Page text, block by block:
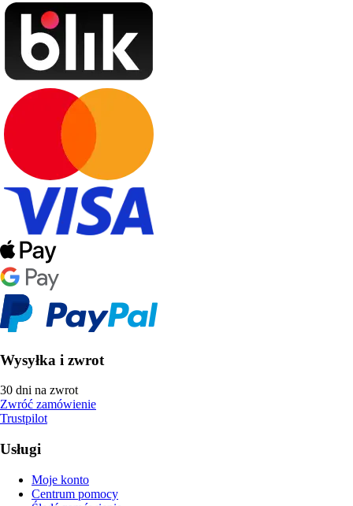
Wysyłka i zwrot
30 dni na zwrot
Zwróć zamówienie
Trustpilot
Usługi
Moje konto
Centrum pomocy